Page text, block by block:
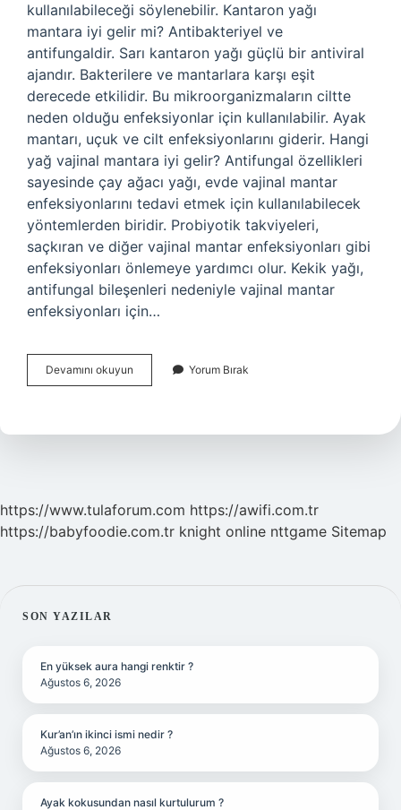
kullanılabileceği söylenebilir. Kantaron yağı
mantara iyi gelir mi? Antibakteriyel ve
antifungaldir. Sarı kantaron yağı güçlü bir antiviral
ajandır. Bakterilere ve mantarlara karşı eşit
derecede etkilidir. Bu mikroorganizmaların ciltte
neden olduğu enfeksiyonlar için kullanılabilir. Ayak
mantarı, uçuk ve cilt enfeksiyonlarını giderir. Hangi
yağ vajinal mantara iyi gelir? Antifungal özellikleri
sayesinde çay ağacı yağı, evde vajinal mantar
enfeksiyonlarını tedavi etmek için kullanılabilecek
yöntemlerden biridir. Probiyotik takviyeleri,
saçkıran ve diğer vajinal mantar enfeksiyonları gibi
enfeksiyonları önlemeye yardımcı olur. Kekik yağı,
antifungal bileşenleri nedeniyle vajinal mantar
enfeksiyonları için…
Devamını okuyun Kantaron
Yağı
Iyi
Yorum Bırak
https://www.tulaforum.com https://awifi.com.tr
https://babyfoodie.com.tr knight online nttgame Sitemap
SIDEBAR
SON YAZILAR
En yüksek aura hangi renktir ?
Ağustos 6, 2026
Kur’an’ın ikinci ismi nedir ?
Ağustos 6, 2026
Ayak kokusundan nasıl kurtulurum ?